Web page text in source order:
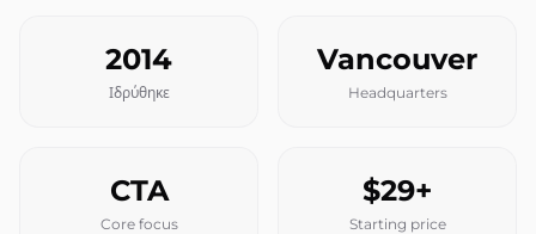
2014
Ιδρύθηκε
Vancouver
Headquarters
CTA
Core focus
$29+
Starting price